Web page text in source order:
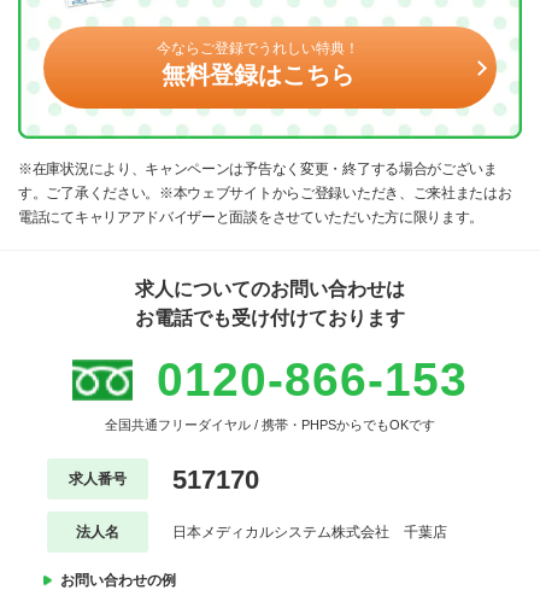
今ならご登録でうれしい特典！
無料登録はこちら
※在庫状況により、キャンペーンは予告なく変更・終了する場合がございま
す。ご了承ください。※本ウェブサイトからご登録いただき、ご来社またはお
電話にてキャリアアドバイザーと面談をさせていただいた方に限ります。
求人についてのお問い合わせは
お電話でも受け付けております
0120-866-153
全国共通フリーダイヤル / 携帯・PHPSからでもOKです
求人番号 517170
法人名 日本メディカルシステム株式会社 千葉店
お問い合わせの例